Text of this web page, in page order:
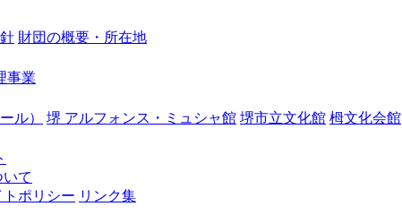
財団の概要・所在地
事業
ル） 堺 アルフォンス・ミュシャ館 堺市立文化館 栂文化会館
て
トポリシー リンク集